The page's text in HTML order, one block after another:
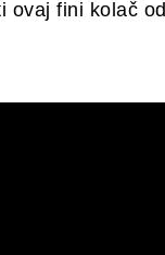
ovaj fini kolač